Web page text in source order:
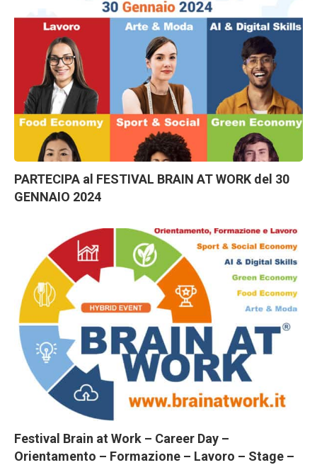
PARTECIPA al FESTIVAL BRAIN AT WORK del 30
GENNAIO 2024
Festival Brain at Work – Career Day –
Orientamento – Formazione – Lavoro – Stage –